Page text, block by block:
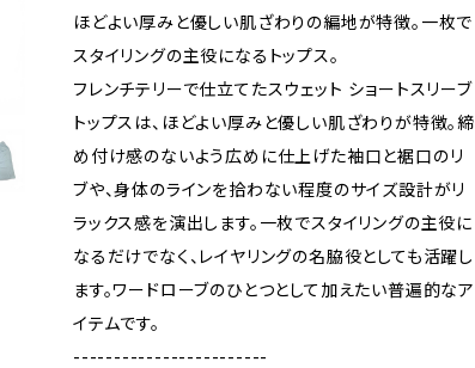
ほどよい厚みと優しい肌ざわりの編地が特徴。一枚で
スタイリングの主役になるトップス。
フレンチテリーで仕立てたスウェット ショートスリーブ
トップスは、ほどよい厚みと優しい肌ざわりが特徴。締
め付け感のないよう広めに仕上げた袖口と裾口のリ
ブや、身体のラインを拾わない程度のサイズ設計がリ
ラックス感を演出します。一枚でスタイリングの主役に
なるだけでなく、レイヤリングの名脇役としても活躍し
ます。ワードローブのひとつとして加えたい普遍的なア
イテムです。
------------------------